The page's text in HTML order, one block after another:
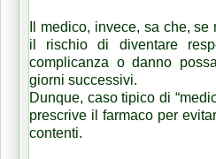
Il medico, invece, sa che,
il rischio di diventare
complicanza o danno
giorni successivi.
Dunque, caso tipico di
prescrive il farmaco per
contenti.